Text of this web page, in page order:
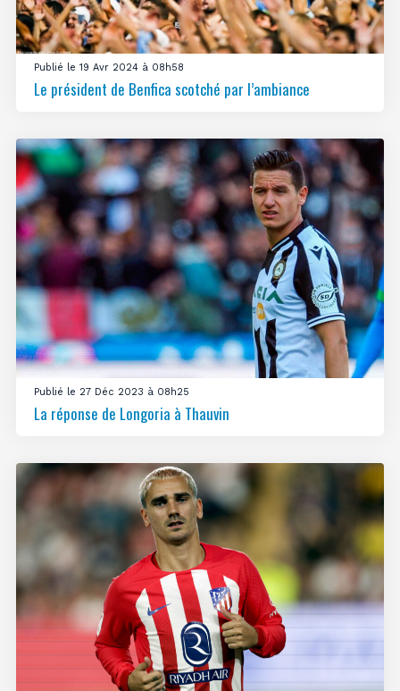
Publié le 19 Avr 2024 à 08h58
Le président de Benfica scotché par l’ambiance
Publié le 27 Déc 2023 à 08h25
La réponse de Longoria à Thauvin